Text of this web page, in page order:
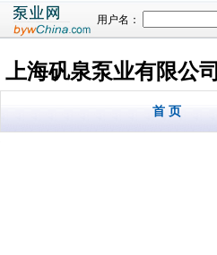
用户名：
上海矾泉泵业有限公司
首 页